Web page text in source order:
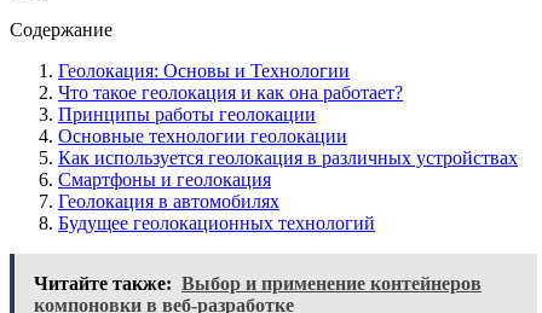
Содержание
Геолокация: Основы и Технологии
Что такое геолокация и как она работает?
Принципы работы геолокации
Основные технологии геолокации
Как используется геолокация в различных устройствах
Смартфоны и геолокация
Геолокация в автомобилях
Будущее геолокационных технологий
Читайте также: Выбор и применение контейнеров
компоновки в веб-разработке